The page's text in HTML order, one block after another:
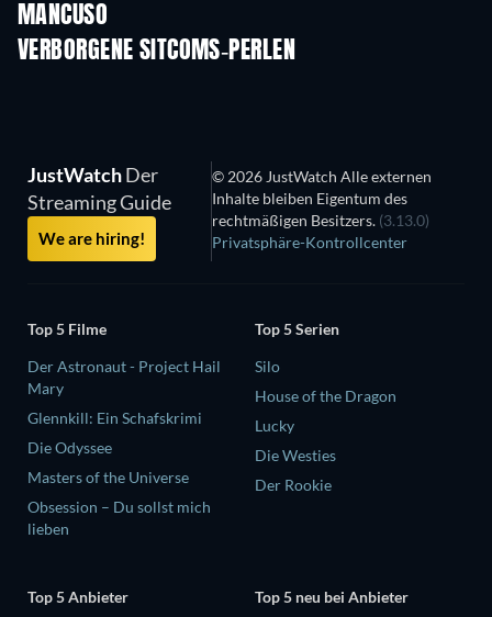
MANCUSO
VERBORGENE SITCOMS-PERLEN
JustWatchDer
Streaming Guide
We are hiring!
© 2026 JustWatch Alle externen
Inhalte bleiben Eigentum des
rechtmäßigen Besitzers. (3.13.0)
Privatsphäre-Kontrollcenter
Top 5 Filme
Der Astronaut - Project Hail
Mary
Glennkill: Ein Schafskrimi
Die Odyssee
Masters of the Universe
Obsession – Du sollst mich
lieben
Top 5 Serien
Silo
House of the Dragon
Lucky
Die Westies
Der Rookie
Top 5 Anbieter
Top 5 neu bei Anbieter